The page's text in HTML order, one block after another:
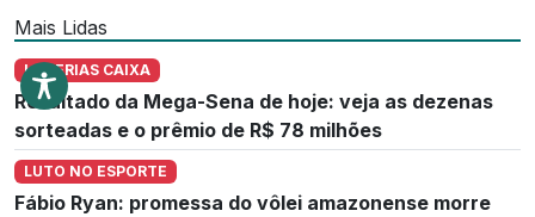
Mais Lidas
LOTERIAS CAIXA
Resultado da Mega-Sena de hoje: veja as dezenas
sorteadas e o prêmio de R$ 78 milhões
LUTO NO ESPORTE
Fábio Ryan: promessa do vôlei amazonense morre